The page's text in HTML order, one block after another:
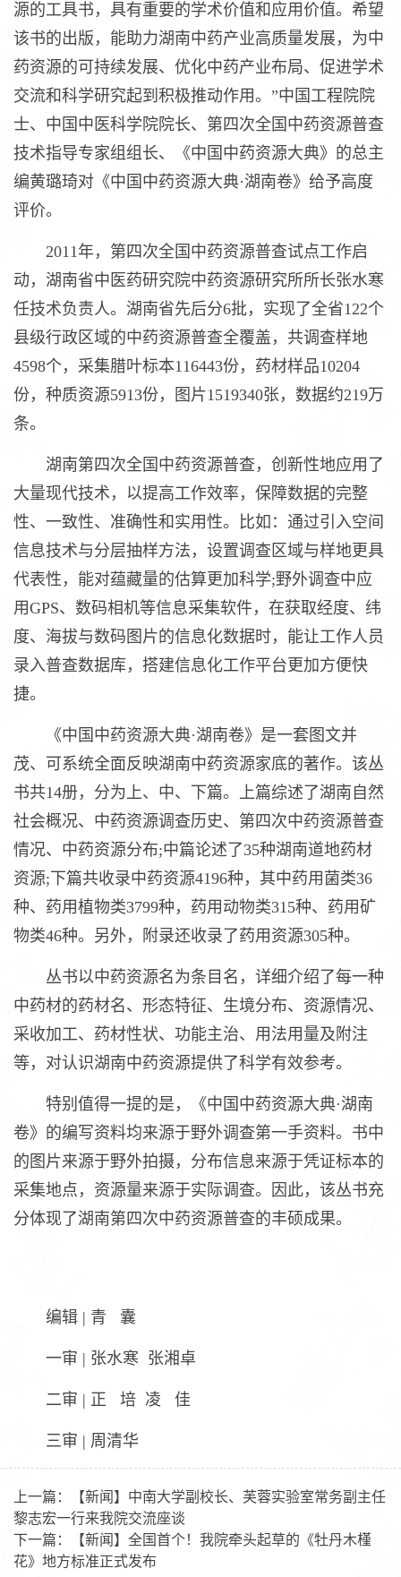
源的工具书，具有重要的学术价值和应用价值。希望
该书的出版，能助力湖南中药产业高质量发展，为中
药资源的可持续发展、优化中药产业布局、促进学术
交流和科学研究起到积极推动作用。”中国工程院院
士、中国中医科学院院长、第四次全国中药资源普查
技术指导专家组组长、《中国中药资源大典》的总主
编黄璐琦对《中国中药资源大典·湖南卷》给予高度
评价。
2011年，第四次全国中药资源普查试点工作启
动，湖南省中医药研究院中药资源研究所所长张水寒
任技术负责人。湖南省先后分6批，实现了全省122个
县级行政区域的中药资源普查全覆盖，共调查样地
4598个，采集腊叶标本116443份，药材样品10204
份，种质资源5913份，图片1519340张，数据约219万
条。
湖南第四次全国中药资源普查，创新性地应用了
大量现代技术，以提高工作效率，保障数据的完整
性、一致性、准确性和实用性。比如：通过引入空间
信息技术与分层抽样方法，设置调查区域与样地更具
代表性，能对蕴藏量的估算更加科学;野外调查中应
用GPS、数码相机等信息采集软件，在获取经度、纬
度、海拔与数码图片的信息化数据时，能让工作人员
录入普查数据库，搭建信息化工作平台更加方便快
捷。
《中国中药资源大典·湖南卷》是一套图文并
茂、可系统全面反映湖南中药资源家底的著作。该丛
书共14册，分为上、中、下篇。上篇综述了湖南自然
社会概况、中药资源调查历史、第四次中药资源普查
情况、中药资源分布;中篇论述了35种湖南道地药材
资源;下篇共收录中药资源4196种，其中药用菌类36
种、药用植物类3799种，药用动物类315种、药用矿
物类46种。另外，附录还收录了药用资源305种。
丛书以中药资源名为条目名，详细介绍了每一种
中药材的药材名、形态特征、生境分布、资源情况、
采收加工、药材性状、功能主治、用法用量及附注
等，对认识湖南中药资源提供了科学有效参考。
特别值得一提的是，《中国中药资源大典·湖南
卷》的编写资料均来源于野外调查第一手资料。书中
的图片来源于野外拍摄，分布信息来源于凭证标本的
采集地点，资源量来源于实际调查。因此，该丛书充
分体现了湖南第四次中药资源普查的丰硕成果。
编辑 | 青 囊
一审 | 张水寒 张湘卓
二审 | 正 培 凌 佳
三审 | 周清华
上一篇：
【新闻】中南大学副校长、芙蓉实验室常务副主任
黎志宏一行来我院交流座谈
下一篇：
【新闻】全国首个！我院牵头起草的《牡丹木槿
花》地方标准正式发布